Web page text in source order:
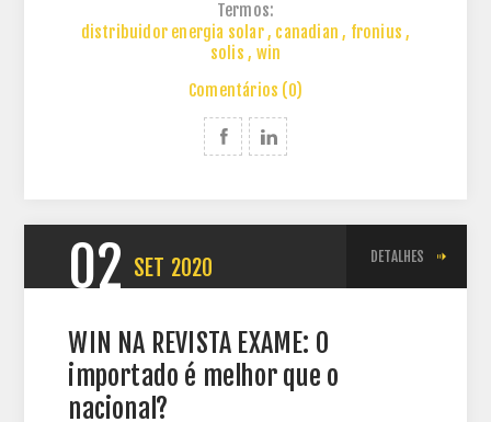
Termos:
distribuidor energia solar, canadian , fronius ,
solis , win
Comentários (0)
02 SET 2020 DETALHES
WIN NA REVISTA EXAME: O
importado é melhor que o
nacional?